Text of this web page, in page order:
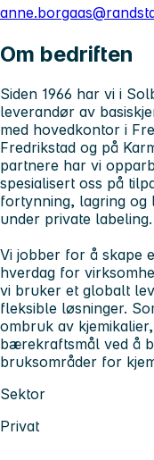
Om bedriften
Siden 1966 har vi i
leverandør av
med hovedkontor i
Fredrikstad og på
partnere har vi
spesialisert oss på
fortynning, lagring og
under private labeling.
Vi jobber for å skape
hverdag for
vi bruker et globalt
fleksible løsninger.
ombruk av
bærekraftsmål ved å
bruksområder for
Sektor
Privat